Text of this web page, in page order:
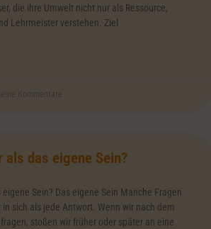
die ihre Umwelt nicht nur als Ressource,
Lehrmeister verstehen. Ziel
Kommentare
das eigene Sein?
Sein? Das eigene Sein Manche Fragen
sich als jede Antwort. Wenn wir nach dem
stoßen wir früher oder später an eine